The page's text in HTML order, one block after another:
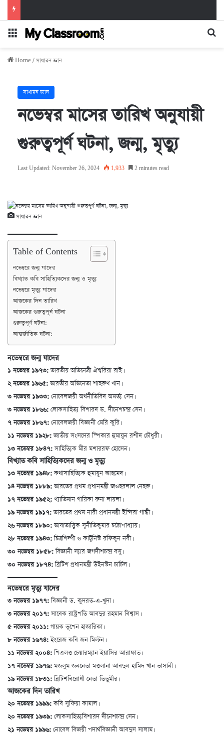
Menu
Home / সাধারন জ্ঞান
সাধারন জ্ঞান
নভেম্বর মাসের তারিখ অনুযায়ী
গুরুত্বপূর্ণ ঘটনা, জন্ম, মৃত্যু
Last Updated: November 26, 2024 1,933 2 minutes read
সাধারন জ্ঞান
Table of Contents
নভেম্বরে জন্ম যাদের
বিখ্যাত কবি সাহিত্যিকদের জন্ম ও মৃত্যু
নভেম্বরে মৃত্যু যাদের
আজকের দিন তারিখ
আজকের গুরুত্বপূর্ন ঘটনা
গুরুত্বপূর্ণ ঘটনা:
আন্তর্জাতিক ঘটনা:
নভেম্বরে জন্ম যাদের
১ নভেম্বর ১৯৭৩:ভারতীয় অভিনেত্রী ঐশ্বরিয়া রাই।
২ নভেম্বর ১৯৬৫:ভারতীয় অভিনেতা শাহরুখ খান।
৩ নভেম্বর ১৯৩৩: নোবেলজয়ী অর্থনীতিবিদ অমর্ত্য সেন।
৩ নভেম্বর ১৮৬৬: লোকসাহিত্য বিশারদ ড. দীনেশচন্দ্র সেন।
৭ নভেম্বর ১৮৬৭: নোবেলজয়ী বিজ্ঞানী মেরি কুরি।
১১ নভেম্বর ১৯২৮:জাতীয় সংসদের স্পিকার হুমায়ূন রশীদ চৌধুরী।
১৩ নভেম্বর ১৮৪৭:সাহিত্যিক মীর মশাররফ হোসেন।
বিখ্যাত কবি সাহিত্যিকদের জন্ম ও মৃত্যু
১৩ নভেম্বর ১৯৪৮:কথাসাহিত্যিক হুমায়ূন আহমেদ।
১৪ নভেম্বর ১৮৮৯:ভারতের প্রথম প্রধানমন্ত্রী জওহরলাল নেহরু।
১৭ নভেম্বর ১৯৫২: খ্যাতিমান গায়িকা রুনা লায়লা।
১৯ নভেম্বর ১৯১৭:ভারতের প্রথম নারী প্রধানমন্ত্রী ইন্দিরা গান্ধী।
২৬ নভেম্বর ১৮৯০:ভাষাতাত্ত্বিক সুনীতিকুমার চট্টোপাধ্যায়।
২৮ নভেম্বর ১৯৪৩:চিত্রশিল্পী ও কার্টুনিস্ট রফিকুন নবী।
৩০ নভেম্বর ১৮৫৮:বিজ্ঞানী স্যার জগদীশচন্দ্র বসু।
৩০ নভেম্বর ১৮৭৪:ব্রিটিশ প্রধানমন্ত্রী উইনস্টন চার্চিল।
নভেম্বরে মৃত্যু যাদের
৩ নভেম্বর ১৯৭৭:বিজ্ঞানী ড. কুদরত-এ-খুদা।
৩ নভেম্বর ২০১৭:সাবেক রাষ্ট্রপতি আবদুর রহমান বিশ্বাস।
৫ নভেম্বর ২০১১: গায়ক ভূপেন হাজারিকা।
৮ নভেম্বর ১৬৭৪:ইংরেজ কবি জন মিল্টন।
১১ নভেম্বর ২০০৪:পিএলও চেয়ারম্যান ইয়াসির আরাফাত।
১৭ নভেম্বর ১৯৭৬:মজলুম জননেতা মওলানা আবদুল হামিদ খান ভাসানী।
১৯ নভেম্বর ১৮৩১:ব্রিটিশবিরোধী নেতা তিতুমীর।
আজকের দিন তারিখ
২০ নভেম্বর ১৯৯৯:কবি সুফিয়া কামাল।
২০ নভেম্বর ১৯৩৯: লোকসাহিত্যবিশারদ দীনেশচন্দ্র সেন।
২১ নভেম্বর ১৯৯৬: নোবেল বিজয়ী পদার্থবিজ্ঞানী আবদুস সালাম।